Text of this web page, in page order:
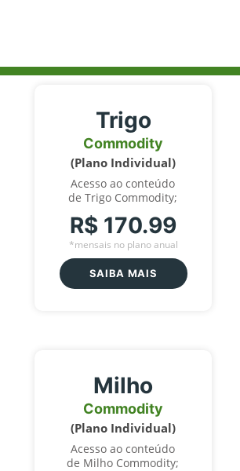
Trigo
Commodity
(Plano Individual)
Acesso ao conteúdo
de Trigo Commodity;
R$ 170.99
*mensais no plano anual
SAIBA MAIS
Milho
Commodity
(Plano Individual)
Acesso ao conteúdo
de Milho Commodity;